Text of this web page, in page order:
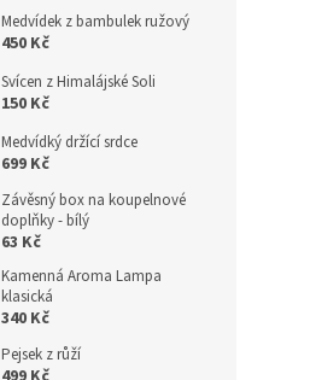
Medvídek z bambulek ružový
450 Kč
Svícen z Himalájské Soli
150 Kč
Medvídký držící srdce
699 Kč
Závěsný box na koupelnové
doplňky - bílý
63 Kč
Kamenná Aroma Lampa
klasická
340 Kč
Pejsek z růží